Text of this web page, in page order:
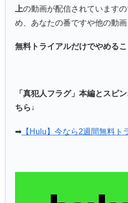
上の動画が配信されています
め、あなたの番ですや他の動画
無料トライアルだけでやめる
「真犯人フラグ」本編とスピ
ちら↓
➡ 【Hulu】今なら2週間無料ト